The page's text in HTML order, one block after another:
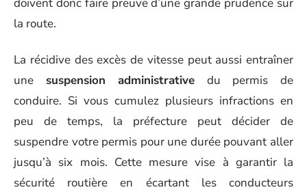
la route.
La récidive des excès de vitesse peut aussi entraîner
une suspension administrative du permis de
conduire. Si vous cumulez plusieurs infractions en
peu de temps, la préfecture peut décider de
suspendre votre permis pour une durée pouvant aller
jusqu’à six mois. Cette mesure vise à garantir la
sécurité routière en écartant les conducteurs